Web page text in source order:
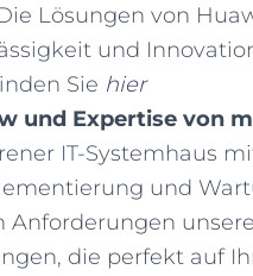
Lösungen von
und
Sie hier
und Expertise von
IT-Systemhaus
und
Anforderungen
die perfekt auf